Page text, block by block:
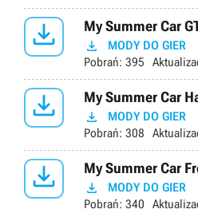
 My Summer Car
 MODY DO GIER
Pobrań: 395
 My Summer Car
 MODY DO GIER
Pobrań: 308
 My Summer Car
 MODY DO GIER
Pobrań: 340